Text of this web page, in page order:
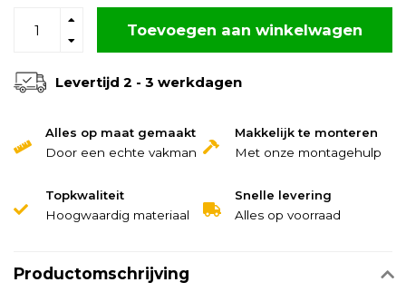
Toevoegen aan winkelwagen
Levertijd 2 - 3 werkdagen
Alles op maat gemaakt
Door een echte vakman
Makkelijk te monteren
Met onze montagehulp
Topkwaliteit
Hoogwaardig materiaal
Snelle levering
Alles op voorraad
Productomschrijving